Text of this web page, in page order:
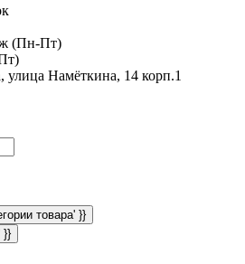
(Пн-Пт)
улица Намёткина, 14 корп.1
товара' }}
}}